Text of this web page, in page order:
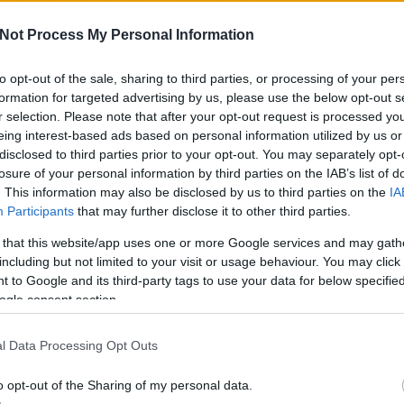
Process My Personal Information
opt-out of the sale, sharing to third parties, or processing of your
for targeted advertising by us, please use the below opt-out
selection. Please note that after your opt-out request is processed
interest-based ads based on personal information utilized by us
to third parties prior to your opt-out. You may separately
of your personal information by third parties on the IAB’s list of
This information may also be disclosed by us to third parties on the
Participants that may further disclose it to other third parties.
that this website/app uses one or more Google services and may
but not limited to your visit or usage behaviour. You may
to Google and its third-party tags to use your data for below
consent section.
Data Processing Opt Outs
opt-out of the Sharing of my personal data.
nagyon leterhelt a szállitószolgálat,
a boltba a csomag.
9-én délelőtt e-mailben kértem
- automata válasz: sajnos
a válaszukra, de legyek szives nem
mert tovább terhelem őket.
semmi, akkor telefonon veszem fel
érkezett az e-mail, a csomag
a supportnak küldött e-mail azonnal
csomagot.
az alábbi e-mailt:
Ha
van
A
Ha